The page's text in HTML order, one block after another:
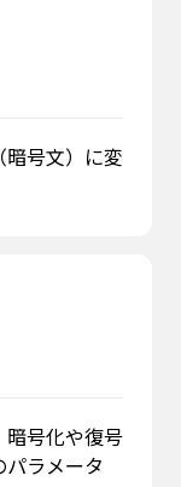
号文）に変
号化や復号
ラメータ